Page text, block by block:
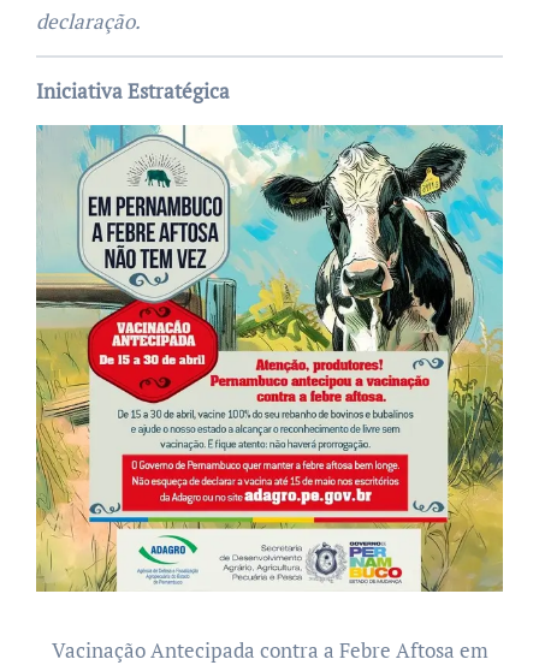
declaração.
Iniciativa Estratégica
Vacinação Antecipada contra a Febre Aftosa em